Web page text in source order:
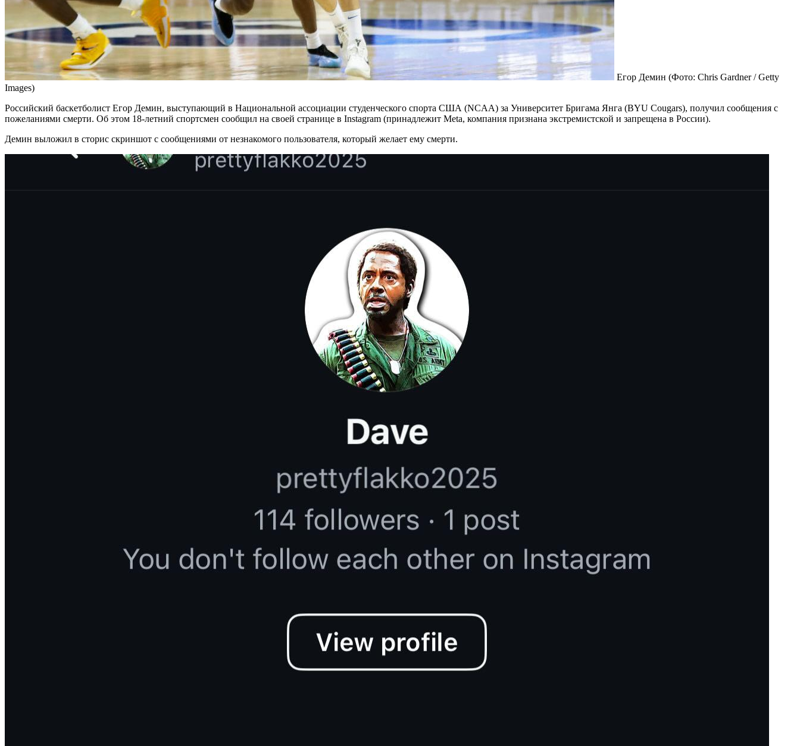
Егор Демин (Фото: Chris Gardner / Getty
Images)
Российский баскетболист Егор Демин, выступающий в Национальной ассоциации студенческого спорта США (NCAA) за Университет Бригама Янга (BYU Cougars), получил сообщения с
пожеланиями смерти. Об этом 18-летний спортсмен сообщил на своей странице в Instagram (принадлежит Meta, компания признана экстремистской и запрещена в России).
Демин выложил в сторис скриншот с сообщениями от незнакомого пользователя, который желает ему смерти.